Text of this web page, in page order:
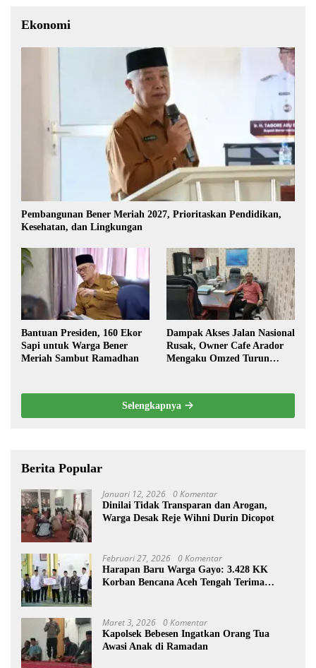
Ekonomi
Pembangunan Bener Meriah 2027, Prioritaskan Pendidikan,
Kesehatan, dan Lingkungan
Bantuan Presiden, 160 Ekor
Sapi untuk Warga Bener
Meriah Sambut Ramadhan
Dampak Akses Jalan Nasional
Rusak, Owner Cafe Arador
Mengaku Omzed Turun
Selengkapnya
Berita Popular
Januari 12, 2026 0 Komentar
Dinilai Tidak Transparan dan Arogan,
Warga Desak Reje Wihni Durin Dicopot
Februari 27, 2026 0 Komentar
Harapan Baru Warga Gayo: 3.428 KK
Korban Bencana Aceh Tengah Terima
Maret 3, 2026 0 Komentar
Kapolsek Bebesen Ingatkan Orang Tua
Awasi Anak di Ramadan